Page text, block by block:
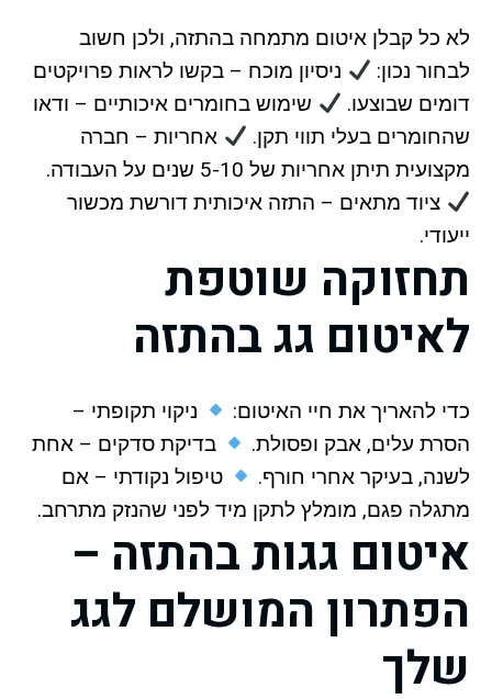
לא כל קבלן איטום מתמחה בהתזה, ולכן חשוב
לבחור נכון:
ניסיון מוכח – בקשו לראות פרויקטים
דומים שבוצעו.
שימוש בחומרים איכותיים – ודאו
שהחומרים בעלי תווי תקן.
אחריות – חברה
מקצועית תיתן אחריות של 5-10 שנים על העבודה.
ציוד מתאים – התזה איכותית דורשת מכשור
ייעודי.
תחזוקה שוטפת
לאיטום גג בהתזה
כדי להאריך את חיי האיטום:
ניקוי תקופתי –
הסרת עלים, אבק ופסולת.
בדיקת סדקים – אחת
לשנה, בעיקר אחרי חורף.
טיפול נקודתי – אם
מתגלה פגם, מומלץ לתקן מיד לפני שהנזק מתרחב.
איטום גגות בהתזה –
הפתרון המושלם לגג
שלך